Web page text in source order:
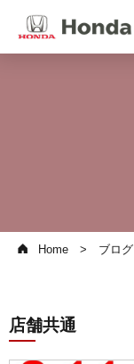
Home ブログ
店舗共通